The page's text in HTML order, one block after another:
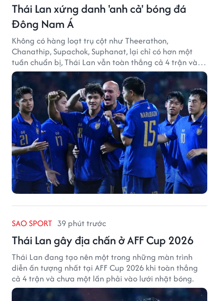
Thái Lan xứng danh 'anh cả' bóng đá
Đông Nam Á
Không có hàng loạt trụ cột như Theerathon,
Chanathip, Supachok, Suphanat, lại chỉ có hơn một
tuần chuẩn bị, Thái Lan vẫn toàn thắng cả 4 trận và
giữ sạch lưới tại AFF Cup 2026.
SAO SPORT 39 phút trước
Thái Lan gây địa chấn ở AFF Cup 2026
Thái Lan đang tạo nên một trong những màn trình
diễn ấn tượng nhất tại AFF Cup 2026 khi toàn thắng
cả 4 trận và chưa một lần phải vào lưới nhặt bóng.